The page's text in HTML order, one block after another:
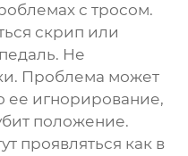
с тросом.
скрип или
Не
Проблема может
ее игнорирование,
положение.
проявляться как в